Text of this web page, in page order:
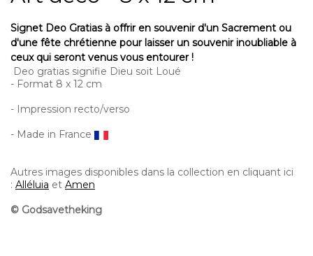
Signet Deo Gratias à offrir en souvenir d'un Sacrement ou
d'une fête chrétienne pour laisser un souvenir inoubliable à
ceux qui seront venus vous entourer !
Deo gratias signifie Dieu soit Loué
- Format 8 x 12 cm
- Impression recto/verso
- Made in France
Autres images disponibles dans la collection en cliquant ici
: Alléluia et Amen
© Godsavetheking